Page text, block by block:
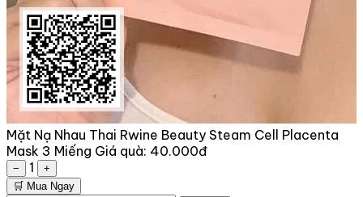
Mặt Nạ Nhau Thai Rwine Beauty Steam Cell Placenta
Mask 3 Miếng Giá quà: 40.000đ
− 1
+
🛒 Mua Ngay